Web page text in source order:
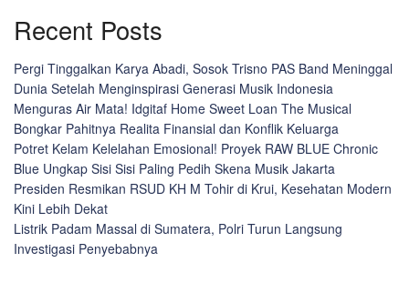
Recent Posts
Pergi Tinggalkan Karya Abadi, Sosok Trisno PAS Band Meninggal
Dunia Setelah Menginspirasi Generasi Musik Indonesia
Menguras Air Mata! Idgitaf Home Sweet Loan The Musical
Bongkar Pahitnya Realita Finansial dan Konflik Keluarga
Potret Kelam Kelelahan Emosional! Proyek RAW BLUE Chronic
Blue Ungkap Sisi Sisi Paling Pedih Skena Musik Jakarta
Presiden Resmikan RSUD KH M Tohir di Krui, Kesehatan Modern
Kini Lebih Dekat
Listrik Padam Massal di Sumatera, Polri Turun Langsung
Investigasi Penyebabnya